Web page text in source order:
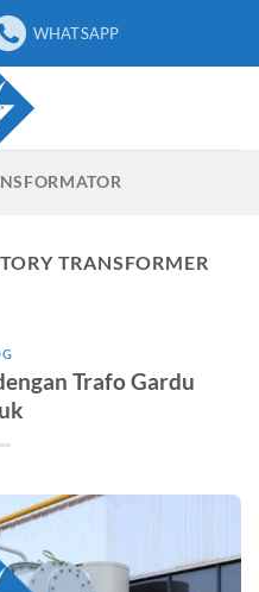
WHATSAPP
TRANSFORMER
Trafo Gardu